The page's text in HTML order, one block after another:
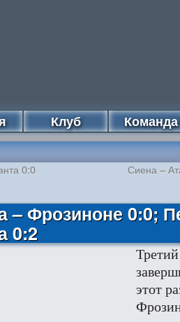
Клуб Команда
0:0 Сиена –
– Фрозиноне 0:0;
0:2
этот